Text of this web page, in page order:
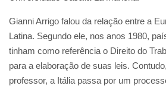
Gianni Arrigo falou da relação entre a
Latina. Segundo ele, nos anos 1980,
tinham como referência o Direito do
para a elaboração de suas leis.
professor, a Itália passa por um